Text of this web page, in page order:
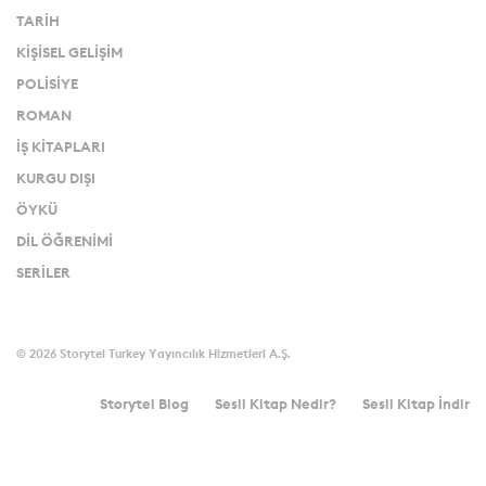
TARİH
KİŞİSEL GELİŞİM
POLİSİYE
ROMAN
İŞ KİTAPLARI
KURGU DIŞI
ÖYKÜ
DİL ÖĞRENİMİ
SERİLER
© 2026 Storytel Turkey Yayıncılık Hizmetleri A.Ş.
Storytel Blog Sesli Kitap Nedir? Sesli Kitap İndir